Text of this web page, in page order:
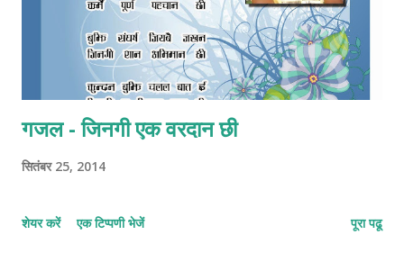
गजल - जिनगी एक वरदान छी
सितंबर 25, 2014
शेयर करें एक टिप्पणी भेजें पूरा पढू